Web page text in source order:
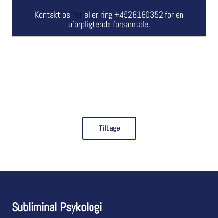
Kontakt os her eller ring +4526160352 for en
uforpligtende forsamtale.
Tilbage
Subliminal Psykologi